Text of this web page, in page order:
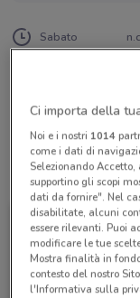
Sabato
Domenica
Viaggi Exploit
Tutte le
Ci importa della
Noi e i nostri 1014
come i dati di
Selezionando
supportino gli scopi
dati da fornire". Nel
disabilitate, alcuni
essere rilevanti. Puoi
modificare le tue
Mostra finalità in
contesto del nostro
l'Informativa sulla